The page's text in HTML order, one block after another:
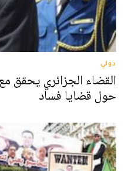
دولي
القضاء الجزائري يحقق مع
حول قضايا فساد